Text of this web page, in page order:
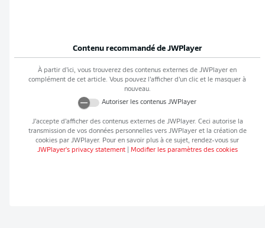
Contenu recommandé de JWPlayer
À partir d’ici, vous trouverez des contenus externes de JWPlayer en
complément de cet article. Vous pouvez l’afficher d’un clic et le masquer à
nouveau.
Autoriser les contenus JWPlayer
J’accepte d’afficher des contenus externes de JWPlayer. Ceci autorise la
transmission de vos données personnelles vers JWPlayeret la création de
cookies par JWPlayer. Pour en savoir plus à ce sujet, rendez-vous sur
JWPlayer's privacy statement| Modifier les paramètres des cookies